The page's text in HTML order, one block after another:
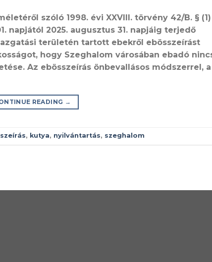
szóló 1998. évi XXVIII. törvény 42/B. § (1)
napjától 2025. augusztus 31. napjáig terjedő
területén tartott ebekről ebösszeírást
hogy Szeghalom városában ebadó
Az ebösszeírás önbevallásos módszerrel, a
READING →
, kutya, nyilvántartás, szeghalom